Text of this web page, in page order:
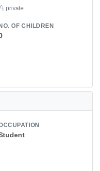
private
OF CHILDREN